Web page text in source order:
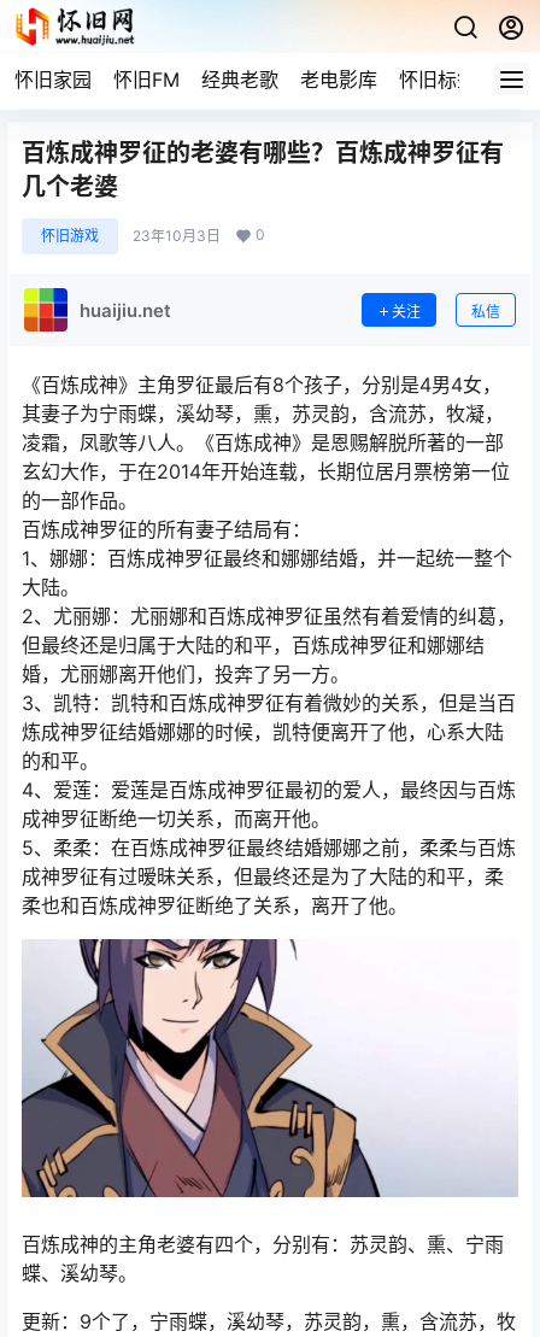
怀旧家园 怀旧FM 经典老歌 老电影库 怀旧标签 网
百炼成神罗征的老婆有哪些？百炼成神罗征有
几个老婆
怀旧游戏 23年10月3日 0
huaijiu.net 关注 私信
《百炼成神》主角罗征最后有8个孩子，分别是4男4女，
其妻子为宁雨蝶，溪幼琴，熏，苏灵韵，含流苏，牧凝，
凌霜，凤歌等八人。《百炼成神》是恩赐解脱所著的一部
玄幻大作，于在2014年开始连载，长期位居月票榜第一位
的一部作品。
百炼成神罗征的所有妻子结局有：
1、娜娜：百炼成神罗征最终和娜娜结婚，并一起统一整个
大陆。
2、尤丽娜：尤丽娜和百炼成神罗征虽然有着爱情的纠葛，
但最终还是归属于大陆的和平，百炼成神罗征和娜娜结
婚，尤丽娜离开他们，投奔了另一方。
3、凯特：凯特和百炼成神罗征有着微妙的关系，但是当百
炼成神罗征结婚娜娜的时候，凯特便离开了他，心系大陆
的和平。
4、爱莲：爱莲是百炼成神罗征最初的爱人，最终因与百炼
成神罗征断绝一切关系，而离开他。
5、柔柔：在百炼成神罗征最终结婚娜娜之前，柔柔与百炼
成神罗征有过暧昧关系，但最终还是为了大陆的和平，柔
柔也和百炼成神罗征断绝了关系，离开了他。
百炼成神的主角老婆有四个，分别有：苏灵韵、熏、宁雨
蝶、溪幼琴。
更新：9个了，宁雨蝶，溪幼琴，苏灵韵，熏，含流苏，牧